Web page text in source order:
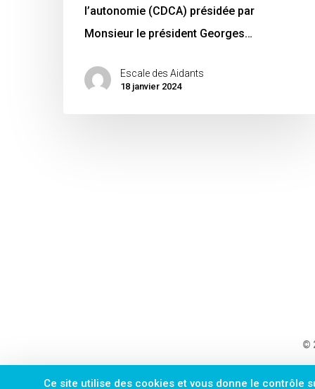
l’autonomie (CDCA) présidée par
Monsieur le président Georges…
Escale des Aidants
18 janvier 2024
©
Ce site utilise des cookies et vous donne le contrôle